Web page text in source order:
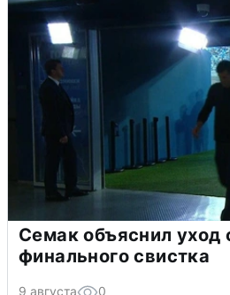
Семак объяснил уход
финального свистка
9 августа 0